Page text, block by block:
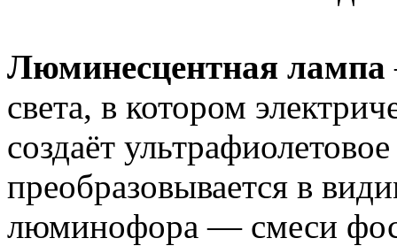
Люминесцентная лампа
света, в котором
создаёт
преобразовывается в
люминофора — смеси